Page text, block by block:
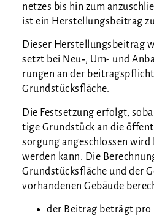
net­zes bis hin zum
ist ein Her­stel­lungs­bei­trag
Die­ser Her­stel­lungs­bei­trag
setzt bei Neu‑, Um- und
run­gen an der
Grundstücksfläche.
Die Fest­set­zung erfolgt,
ti­ge Grund­stück an die
sor­gung ange­schlos­sen wird
wer­den kann. Die
Grund­stücks­flä­che und der
vor­han­de­nen Gebäu­de
der Bei­trag beträgt